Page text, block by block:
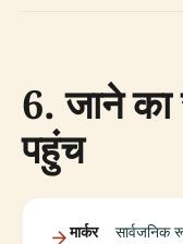
6. जाने
पहुंच
मार्कर